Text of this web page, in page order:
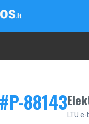
#P-88143 LTU